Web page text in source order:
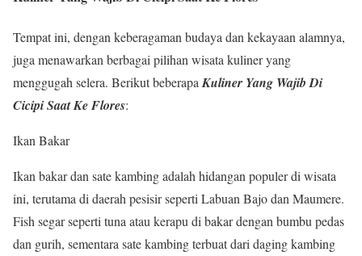
Tempat ini, dengan keberagaman budaya dan kekayaan alamnya,
juga menawarkan berbagai pilihan wisata kuliner yang
menggugah selera. Berikut beberapa Kuliner Yang Wajib Di
Cicipi Saat Ke Flores:
Ikan Bakar
Ikan bakar dan sate kambing adalah hidangan populer di wisata
ini, terutama di daerah pesisir seperti Labuan Bajo dan Maumere.
Fish segar seperti tuna atau kerapu di bakar dengan bumbu pedas
dan gurih, sementara sate kambing terbuat dari daging kambing